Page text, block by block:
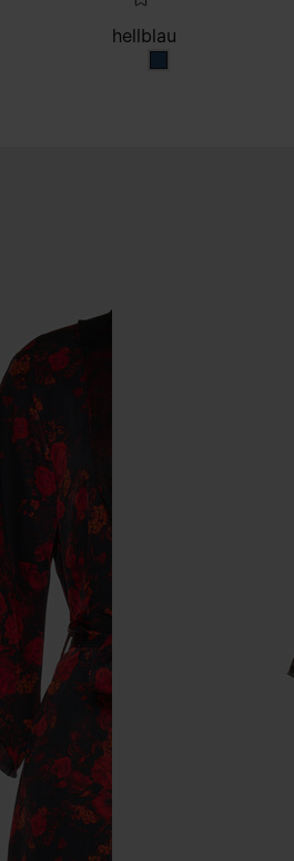
hellblau
hellblau